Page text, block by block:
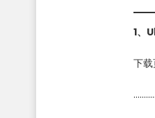
1、
下载